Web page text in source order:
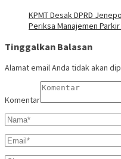
KPMT Desak DPRD
Periksa Manajemen
Tinggalkan Balasan
Alamat email Anda tidak akan
Komentar